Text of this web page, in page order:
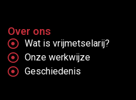
Over ons
Wat is vrijmetselarij?
Onze werkwijze
Geschiedenis